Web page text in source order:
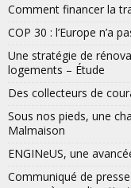
Comment financer la
COP 30 : l’Europe n’a
Une stratégie de
logements – Étude
Des collecteurs de
Sous nos pieds, une
Malmaison
ENGINeUS, une
Communiqué de